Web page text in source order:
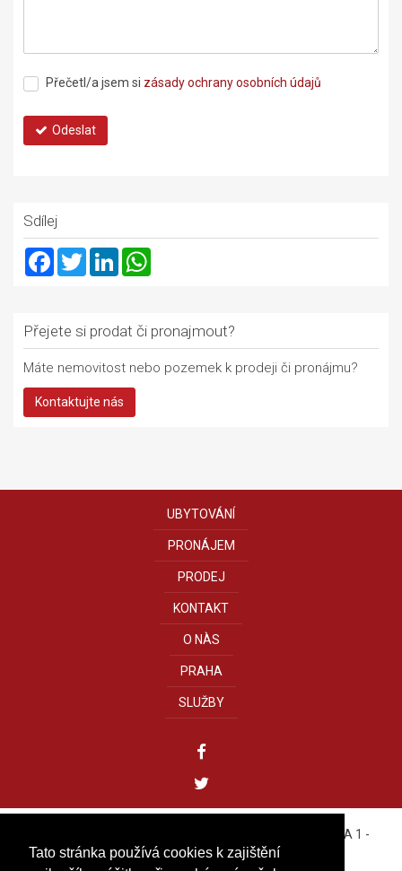
Tato stránka používá cookies k zajištění
Přečetl/a jsem si zásady ochrany osobních údajů
Odeslat
Sdílej
Facebook
TwitterLinkedIn
Přejete si prodat či pronajmout?
Máte nemovitost nebo pozemek k prodeji či pronájmu?
Kontaktujte nás
UBYTOVÁNÍ
PRONÁJEM
PRODEJ
KONTAKT
O NÀS
PRAHA
SLUŽBY
- Bílkova, 11 - 110 00 PRAHA 1 -
CZECH REPUBLIC